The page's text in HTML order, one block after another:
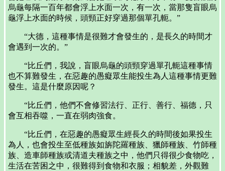
烏龜每隔一百年都會浮上水面一次，有一次，當那隻盲眼烏
龜浮上水面的時候，頭頸正好穿過那個單孔軛。”
“大德，這種事情是很難才會發生的，是長久的時間才
會遇到一次的。”
“比丘們，我說，盲眼烏龜的頭頸穿過單孔軛這種事情
也不算難發生，在惡趣的愚癡眾生能投生為人這種事情更難
發生。這是什麼原因呢？
“比丘們，他們不會修習法行、正行、善行、福德，只
會互相吞噬，一直在弱肉強食。
“比丘們，在惡趣的愚癡眾生經長久的時間後如果投生
為人，也會投生至低種族如旃陀羅種族、獵師種族、竹師種
族、造車師種族或清道夫種族之中，他們只得很少食物吃，
生活在苦困之中，很難得到食物和衣服；相貌差，外觀難